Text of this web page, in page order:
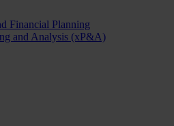
Financial Planning
and Analysis (xP&A)